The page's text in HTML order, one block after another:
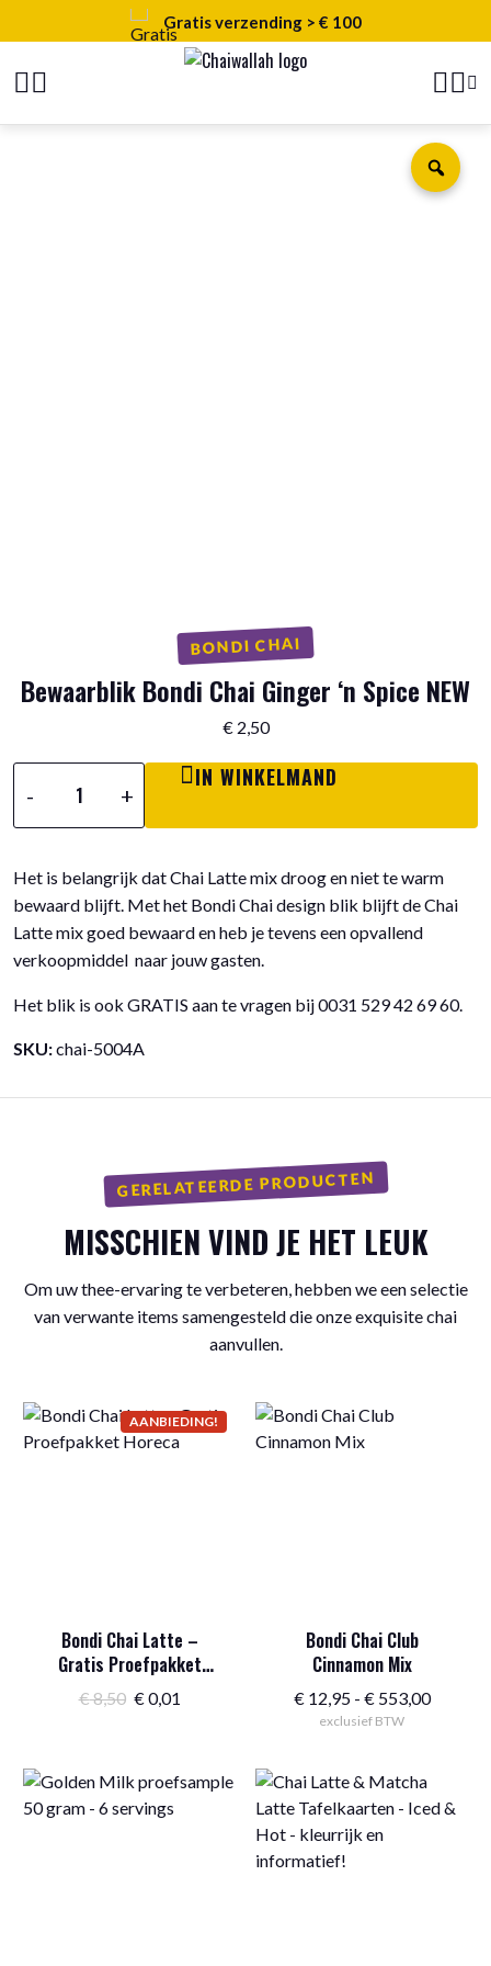
Gratis verzending > € 100
BONDI CHAI
Bewaarblik Bondi Chai Ginger ‘n Spice NEW
€2,50
-
Bondi
Chai
'n
Spice
NEW
aantal
+
IN WINKELMAND
Het is belangrijk dat Chai Latte mix droog en niet te warm
bewaard blijft. Met het Bondi Chai design blik blijft de Chai
Latte mix goed bewaard en heb je tevens een opvallend
verkoopmiddel naar jouw gasten.
Het blik is ook GRATIS aan te vragen bij 0031 529 42 69 60.
SKU:chai-5004A
GERELATEERDE PRODUCTEN
MISSCHIEN VIND JE HET LEUK
Om uw thee-ervaring te verbeteren, hebben we een selectie
van verwante items samengesteld die onze exquisite chai
aanvullen.
AANBIEDING!
Bondi Chai Latte –
Gratis Proefpakket
Horeca
€8,50 Oorspronkelijke
€ 8,50.
€0,01
€ 0,01.
Bondi Chai Club
Cinnamon Mix
€12,95 - €553,00
exclusief BTW